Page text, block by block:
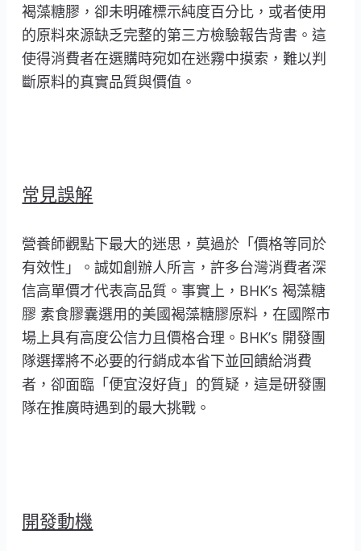
褐藻糖膠，卻未明確標示純度百分比，或者使用
的原料來源缺乏完整的第三方檢驗報告背書。這
使得消費者在選購時宛如在迷霧中摸索，難以判
斷原料的真實品質與價值。
常見誤解
營養師觀點下最大的迷思，莫過於「價格等同於
有效性」。誠如創辦人所言，許多台灣消費者深
信高單價才代表高品質。事實上，BHK’s 褐藻糖
膠 素食膠囊選用的美國褐藻糖膠原料，在國際市
場上具有高度公信力且價格合理。BHK’s 開發團
隊選擇將不必要的行銷成本省下並回饋給消費
者，卻面臨「便宜沒好貨」的質疑，這是研發團
隊在推廣時遇到的最大挑戰。
開發動機